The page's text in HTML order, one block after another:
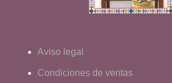
Aviso legal
Condiciones de ventas